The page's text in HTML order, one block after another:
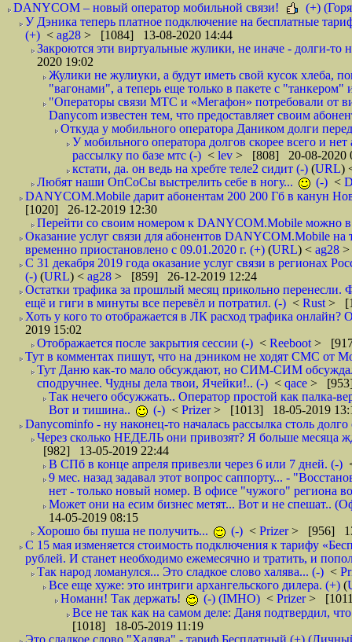
DANYCOM – новый оператор мобильной связи!
(+)
У Дэника теперь платное подключение на бесплатные
(+) < ag28 > [1084] 13-08-2020 14:44
Закроются эти виртуальные жулики, не иначе - долги-то
2020 19:02
Жулики не жулиуки, а будут иметь свой кусок хлеба,
"вагонами", а теперь еще только в пакете с
"Операторы связи МТС и «Мегафон» потребовали от
Danycom известен тем, что предоставляет своим
Откуда у мобильного оператора Даником долги
У мобильного оператора долгов скорее всего и
рассылку по базе мтс (-) < lev > [808] 20-08-2020
кстати, да. он ведь на хребте теле2 сидит (-) (URL)
Любят наши ОпСоСы выстрелить себе в ногу...
(-) <
DANYCOM.Mobile дарит абонентам 200 200 Гб в канун
[1020] 26-12-2019 12:30
Перейти со своим номером к DANYCOM.Mobile можно в
Оказание услуг связи для абонентов DANYCOM.Mobile
временно приостановлено с 09.01.2020 г. (+) (URL) < ag28 >
С 31 декабря 2019 года оказание услуг связи в регионах
(-) (URL) < ag28 > [859] 26-12-2019 12:24
Остатки трафика за прошлый месяц прикольно
ещё и гиги в минуты все перевёл и потратил. (-) < Rust >
Хоть у кого то отображается в ЛК расход трафика
2019 15:02
Отображается после закрытия сессии (-) < Reeboot >
Тут в комментах пишут, что на дэником не ходят СМС от
Тут Даню как-то мало обсуждают, но СИМ-СИМ
сподручнее. Чудны дела твои, Ячейки!.. (-) < qace > [953]
Так нечего обсужжать.. Оператор простой как палка-
Вот и тишина..
(-) < Prizer> [1013] 18-05-2019
Danycominfo - ну наконец-то началась рассылка столь
Через сколько НЕДЕЛЬ они привозят? Я больше месяца
[982] 13-05-2019 22:44
В СПб в конце апреля привезли через 6 или 7 дней. (-)
9 мес. назад задавал этот вопрос саппорту... -
нет - только новый номер. В офисе "чужого" региона
Может они на есим бизнес метят... Вот и не спешат..
14-05-2019 08:15
Хорошо бы пуша не получить...
(-) < Prizer> [956]
С 15 мая изменяется стоимость подключения к тарифу
рублей. И станет необходимо ежемесячно и тратить, и
Так народ ломанулся... Это сладкое слово халява... (-) <
Все еще хуже: это интриги архангельского дилера. (+) (
Номанн! Так держать!
(-) (IMHO) < Prizer>
Все не так как на самом деле: Даня подтвердил,
[1018] 18-05-2019 11:19
Это сладкое слово "Халява" - тариф Бесплатный (+)